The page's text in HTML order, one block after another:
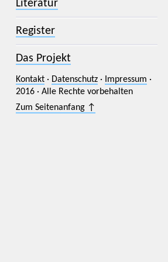
Literatur
Register
Das Projekt
Kontakt· Datenschutz· Impressum ·
2016 · Alle Rechte vorbehalten
Zum Seitenanfang ↑